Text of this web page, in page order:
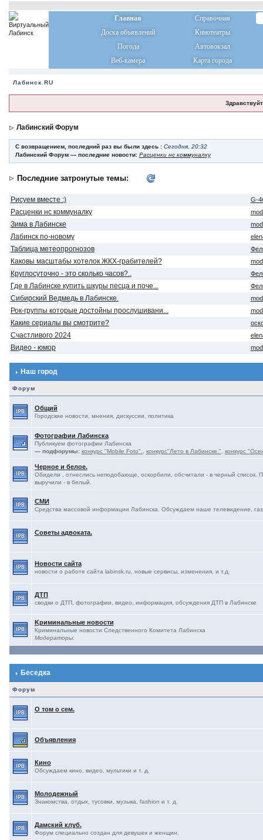
Главная
Справочная
Доска объявлений
Кинотеатры
Погода
Автовокзал
Веб-камера
Карта города
Лабинск.RU
Лабинский Форум
С возвращением, последний раз вы были здесь : Сегодня, 20:32
Лабинский Форум — последние новости: Расценки нс коммуналку
Последние затронутые темы:
Рисуем вместе :) G-
Расценки нс коммуналку
Зима в Лабинске
Лабинск по-новому
Таблица метеопрогнозов
Каковы масштабы хотелок ЖКХ-грабителей?
Круглосуточно - это сколько часов?..
Где в Лабинске купить шкуры песца и поче...
Сибирский Ведмедь в Лабинске.
Рок-группы которые достойны прослушивани...
Какие сериалы вы смотрите?
Счастливого 2024
Видео - юмор
Наш город
Форум
Общий
Городские новости, мнения, дискуссии, политика
Фотографии Лабинска
Публикуем фотографии Лабинска
— подфорумы: конкурс "Mobile Foto". конкурс"Лето в Лабинске." конкурс
Черное и белое.
Обидели , отнеслись неподобающе, оскорбили, обсчитали - в черный список.
выручили - в белый.
СМИ
Средства массовой информации Лабинска. Обсуждаем наше телевидение,
Советы адвоката.
Новости сайта
новости о работе сайта labinsk.ru, новые сервисы, изменения, и т.д.
ДТП
сводки о ДТП, фотографии, видео, информация, обсуждения ДТП в Лабинске
Kриминальные новости
Криминальные новости Следственного Комитета Лабинска
Модераторы:
Беседка
Форум
О том о сем.
Объявления
Кино
Обсуждаем кино, видео, мультики и т. д.
Молодежный
Знакомства, отдых, тусовки, музыка, fashion и т. д.
Дамский клуб.
Форум специально создан для девушек и женщин.